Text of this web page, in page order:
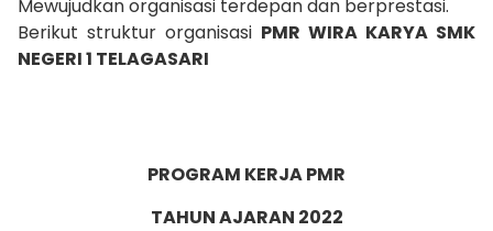
Mewujudkan organisasi terdepan dan berprestasi.
Berikut struktur organisasi PMR WIRA KARYA SMK
NEGERI 1 TELAGASARI
PROGRAM KERJA PMR
TAHUN AJARAN 2022